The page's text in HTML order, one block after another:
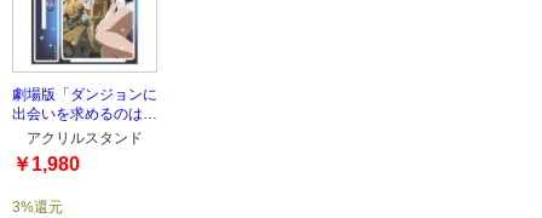
劇場版「ダンジョンに
出会いを求めるのは間
違っているだろうか」
ル&ヘスティア」
アクリルスタンド
￥1,980
3%還元